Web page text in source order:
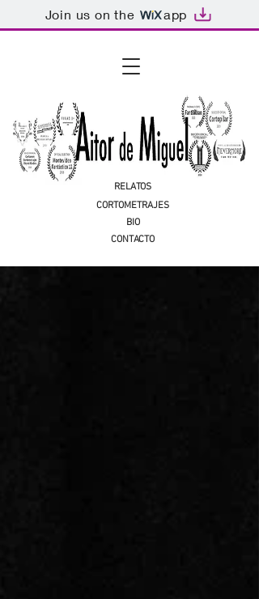
Join us on the app
RELATOS
CONTACTO
CORTOMETRAJES
BIO